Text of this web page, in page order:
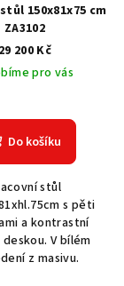
150x81x75 cm
ZA3102
29 200 Kč
pro vás
Do košíku
stůl
s pěti
a kontrastní
V bílém
z masivu.